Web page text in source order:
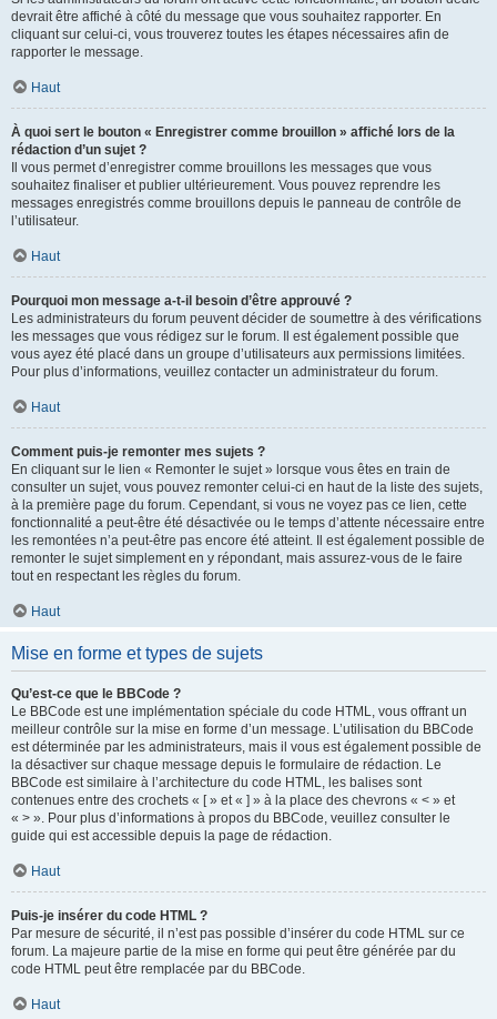
devrait être affiché à côté du message que vous souhaitez rapporter. En
cliquant sur celui-ci, vous trouverez toutes les étapes nécessaires afin de
rapporter le message.
Haut
À quoi sert le bouton « Enregistrer comme brouillon » affiché lors de la
rédaction d’un sujet ?
Il vous permet d’enregistrer comme brouillons les messages que vous
souhaitez finaliser et publier ultérieurement. Vous pouvez reprendre les
messages enregistrés comme brouillons depuis le panneau de contrôle de
l’utilisateur.
Haut
Pourquoi mon message a-t-il besoin d’être approuvé ?
Les administrateurs du forum peuvent décider de soumettre à des vérifications
les messages que vous rédigez sur le forum. Il est également possible que
vous ayez été placé dans un groupe d’utilisateurs aux permissions limitées.
Pour plus d’informations, veuillez contacter un administrateur du forum.
Haut
Comment puis-je remonter mes sujets ?
En cliquant sur le lien « Remonter le sujet » lorsque vous êtes en train de
consulter un sujet, vous pouvez remonter celui-ci en haut de la liste des sujets,
à la première page du forum. Cependant, si vous ne voyez pas ce lien, cette
fonctionnalité a peut-être été désactivée ou le temps d’attente nécessaire entre
les remontées n’a peut-être pas encore été atteint. Il est également possible de
remonter le sujet simplement en y répondant, mais assurez-vous de le faire
tout en respectant les règles du forum.
Haut
Mise en forme et types de sujets
Qu’est-ce que le BBCode ?
Le BBCode est une implémentation spéciale du code HTML, vous offrant un
meilleur contrôle sur la mise en forme d’un message. L’utilisation du BBCode
est déterminée par les administrateurs, mais il vous est également possible de
la désactiver sur chaque message depuis le formulaire de rédaction. Le
BBCode est similaire à l’architecture du code HTML, les balises sont
contenues entre des crochets « [ » et « ] » à la place des chevrons « < » et
« > ». Pour plus d’informations à propos du BBCode, veuillez consulter le
guide qui est accessible depuis la page de rédaction.
Haut
Puis-je insérer du code HTML ?
Par mesure de sécurité, il n’est pas possible d’insérer du code HTML sur ce
forum. La majeure partie de la mise en forme qui peut être générée par du
code HTML peut être remplacée par du BBCode.
Haut